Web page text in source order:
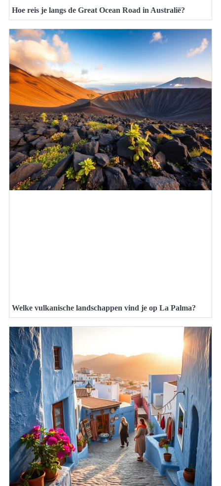
Hoe reis je langs de Great Ocean Road in Australië?
Welke vulkanische landschappen vind je op La Palma?